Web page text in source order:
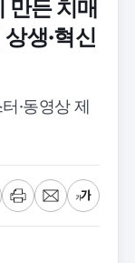
만든 치매
생·혁신
·동영상 제
프
린
메
일
글
씨